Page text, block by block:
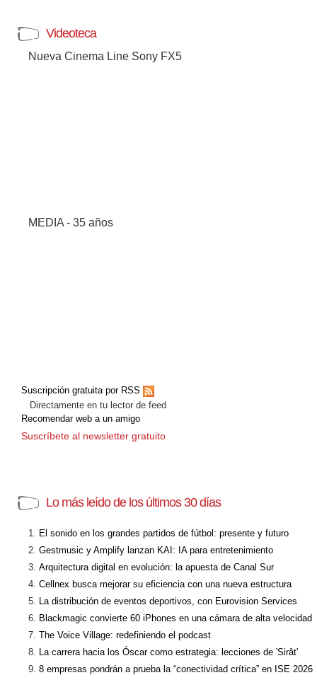
Videoteca
Nueva Cinema Line Sony FX5
MEDIA - 35 años
Suscripción gratuita por RSS
Directamente en tu lector de feed
Recomendar web a un amigo
Suscríbete al newsletter gratuito
Lo más leído de los últimos 30 días
El sonido en los grandes partidos de fútbol: presente y futuro
Gestmusic y Amplify lanzan KAI: IA para entretenimiento
Arquitectura digital en evolución: la apuesta de Canal Sur
Cellnex busca mejorar su eficiencia con una nueva estructura
La distribución de eventos deportivos, con Eurovision Services
Blackmagic convierte 60 iPhones en una cámara de alta velocidad
The Voice Village: redefiniendo el podcast
La carrera hacia los Óscar como estrategia: lecciones de 'Sirât'
8 empresas pondrán a prueba la “conectividad crítica” en ISE 2026